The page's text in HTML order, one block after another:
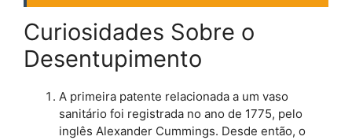
Curiosidades Sobre o
Desentupimento
A primeira patente relacionada a um vaso
sanitário foi registrada no ano de 1775, pelo
inglês Alexander Cummings. Desde então, o